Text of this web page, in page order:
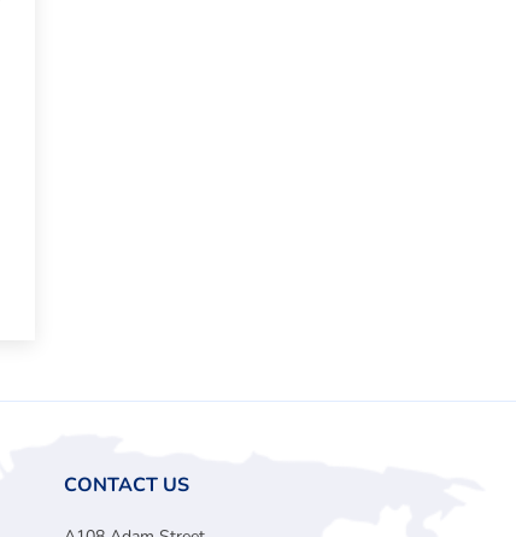
CONTACT US